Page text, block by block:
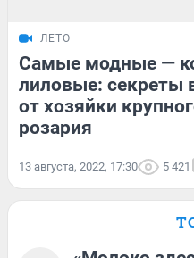
ЛЕТО
Самые модные —
лиловые: секреты
от хозяйки
розария
13 августа, 2022, 17:30 5 421